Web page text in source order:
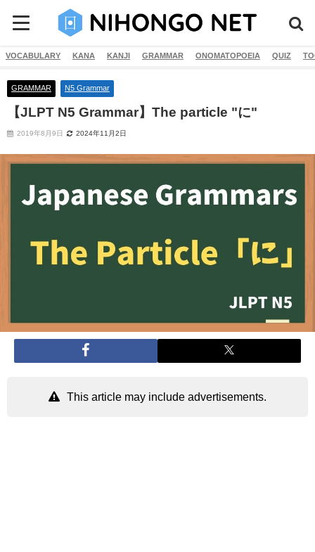
VOCABULARY KANA KANJI GRAMMAR ONOMATOPOEIA QUIZ
GRAMMAR N5 Grammar
【JLPT N5 Grammar】The particle "に"
2019年8月9日 2024年11月2日
This article may include advertisements.